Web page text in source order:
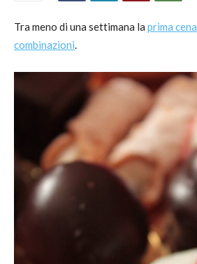
Tra meno di una settimana la prima
combinazioni.